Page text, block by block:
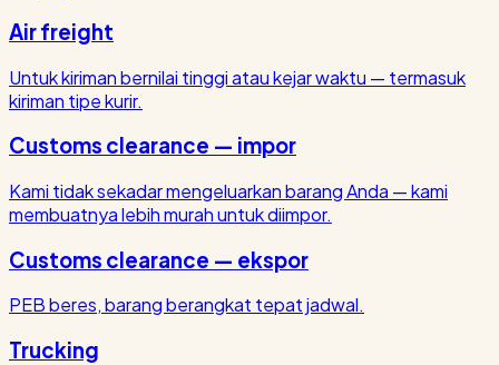
Air freight
Untuk kiriman bernilai tinggi atau kejar waktu — termasuk
kiriman tipe kurir.
Customs clearance — impor
Kami tidak sekadar mengeluarkan barang Anda — kami
membuatnya lebih murah untuk diimpor.
Customs clearance — ekspor
PEB beres, barang berangkat tepat jadwal.
Trucking